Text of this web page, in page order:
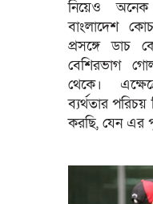
নিয়েও
বাংলাদেশ
প্রসঙ্গে ডাচ
বেশিরভাগ
থেকে।
ব্যর্থতার
করছি, যেন এর